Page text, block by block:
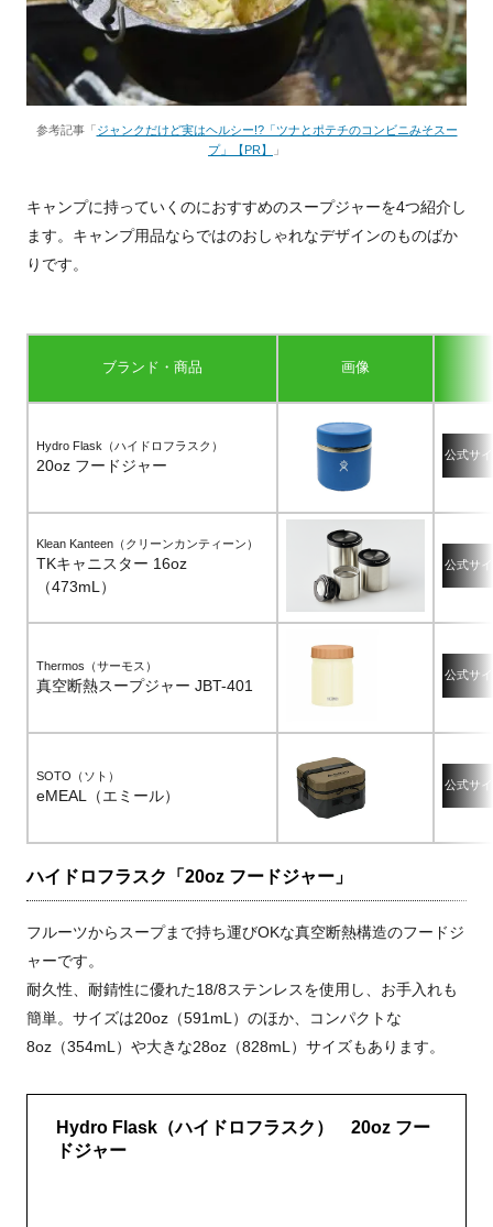
参考記事「 ジャンクだけど実はヘルシー!?「ツナとポテチのコンビニみそスー
プ」【PR】
」
キャンプに持っていくのにおすすめのスープジャーを4つ紹介し
ます。キャンプ用品ならではのおしゃれなデザインのものばか
りです。
ブランド・商品 画像
Hydro Flask（ハイドロフラスク）
20oz フードジャー
公式サ
Klean Kanteen（クリーンカンティーン）
TKキャニスター 16oz
（473mL）
公式サ
Thermos（サーモス）
真空断熱スープジャー JBT-401
公式サ
SOTO（ソト）
eMEAL（エミール）
公式サ
ハイドロフラスク「20oz フードジャー」
フルーツからスープまで持ち運びOKな真空断熱構造のフードジ
ャーです。
耐久性、耐錆性に優れた18/8ステンレスを使用し、お手入れも
簡単。サイズは20oz（591mL）のほか、コンパクトな
8oz（354mL）や大きな28oz（828mL）サイズもあります。
Hydro Flask（ハイドロフラスク） 20oz フー
ドジャー